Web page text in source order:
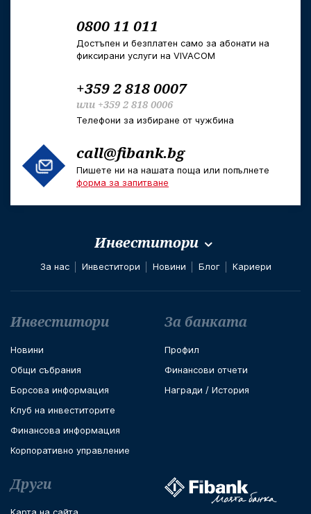
0800 11 011
Достъпен и безплатен само за абонати на
фиксирани услуги на VIVACOM
+359 2 818 0007
или +359 2 818 0006
Телефони за избиране от чужбина
call@fibank.bg
Пишете ни на нашата поща или попълнете
форма за запитване
Инвеститори
За нас Инвеститори Новини Блог Кариери
Футър навигация
Инвеститори
Новини
Общи събрания
Борсова информация
Клуб на инвеститорите
Финансова информация
Корпоративно управление
За банката
Профил
Финансови отчети
Награди / История
Други